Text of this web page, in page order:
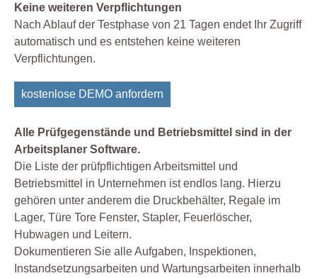
Keine weiteren Verpflichtungen
Nach Ablauf der Testphase von 21 Tagen endet Ihr Zugriff
automatisch und es entstehen keine weiteren
Verpflichtungen.
kostenlose DEMO anfordern
Alle Prüfgegenstände und Betriebsmittel sind in der
Arbeitsplaner Software.
Die Liste der prüfpflichtigen Arbeitsmittel und
Betriebsmittel in Unternehmen ist endlos lang. Hierzu
gehören unter anderem die Druckbehälter, Regale im
Lager, Türe Tore Fenster, Stapler, Feuerlöscher,
Hubwagen und Leitern.
Dokumentieren Sie alle Aufgaben, Inspektionen,
Instandsetzungsarbeiten und Wartungsarbeiten innerhalb